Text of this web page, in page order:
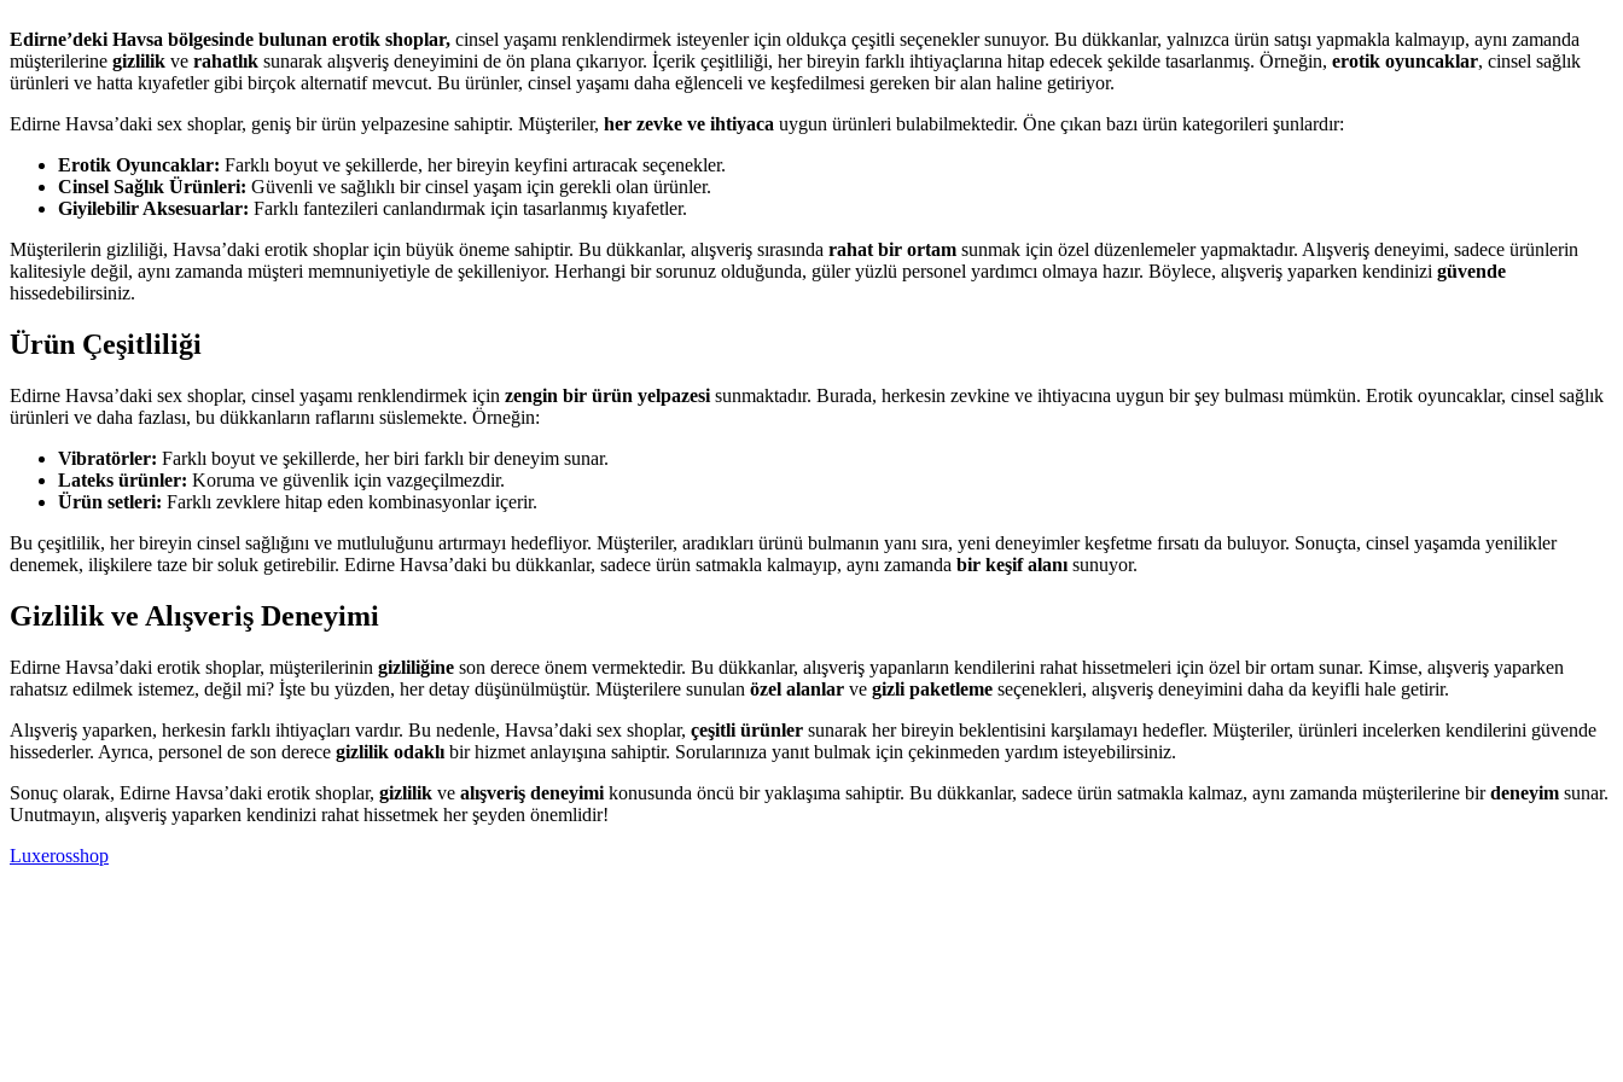
Edirne’deki Havsa bölgesinde bulunan erotik shoplar, cinsel yaşamı renklendirmek isteyenler için oldukça çeşitli seçenekler sunuyor. Bu dükkanlar, yalnızca ürün satışı yapmakla kalmayıp, aynı zamanda
müşterilerine gizlilik ve rahatlık sunarak alışveriş deneyimini de ön plana çıkarıyor. İçerik çeşitliliği, her bireyin farklı ihtiyaçlarına hitap edecek şekilde tasarlanmış. Örneğin, erotik oyuncaklar, cinsel sağlık
ürünleri ve hatta kıyafetler gibi birçok alternatif mevcut. Bu ürünler, cinsel yaşamı daha eğlenceli ve keşfedilmesi gereken bir alan haline getiriyor.
Edirne Havsa’daki sex shoplar, geniş bir ürün yelpazesine sahiptir. Müşteriler, her zevke ve ihtiyaca uygun ürünleri bulabilmektedir. Öne çıkan bazı ürün kategorileri şunlardır:
Erotik Oyuncaklar: Farklı boyut ve şekillerde, her bireyin keyfini artıracak seçenekler.
Cinsel Sağlık Ürünleri: Güvenli ve sağlıklı bir cinsel yaşam için gerekli olan ürünler.
Giyilebilir Aksesuarlar: Farklı fantezileri canlandırmak için tasarlanmış kıyafetler.
Müşterilerin gizliliği, Havsa’daki erotik shoplar için büyük öneme sahiptir. Bu dükkanlar, alışveriş sırasında rahat bir ortam sunmak için özel düzenlemeler yapmaktadır. Alışveriş deneyimi, sadece ürünlerin
kalitesiyle değil, aynı zamanda müşteri memnuniyetiyle de şekilleniyor. Herhangi bir sorunuz olduğunda, güler yüzlü personel yardımcı olmaya hazır. Böylece, alışveriş yaparken kendinizi güvende
hissedebilirsiniz.
Ürün Çeşitliliği
Edirne Havsa’daki sex shoplar, cinsel yaşamı renklendirmek için zengin bir ürün yelpazesi sunmaktadır. Burada, herkesin zevkine ve ihtiyacına uygun bir şey bulması mümkün. Erotik oyuncaklar, cinsel sağlık
ürünleri ve daha fazlası, bu dükkanların raflarını süslemekte. Örneğin:
Vibratörler: Farklı boyut ve şekillerde, her biri farklı bir deneyim sunar.
Lateks ürünler: Koruma ve güvenlik için vazgeçilmezdir.
Ürün setleri: Farklı zevklere hitap eden kombinasyonlar içerir.
Bu çeşitlilik, her bireyin cinsel sağlığını ve mutluluğunu artırmayı hedefliyor. Müşteriler, aradıkları ürünü bulmanın yanı sıra, yeni deneyimler keşfetme fırsatı da buluyor. Sonuçta, cinsel yaşamda yenilikler
denemek, ilişkilere taze bir soluk getirebilir. Edirne Havsa’daki bu dükkanlar, sadece ürün satmakla kalmayıp, aynı zamanda bir keşif alanı sunuyor.
Gizlilik ve Alışveriş Deneyimi
Edirne Havsa’daki erotik shoplar, müşterilerinin gizliliğine son derece önem vermektedir. Bu dükkanlar, alışveriş yapanların kendilerini rahat hissetmeleri için özel bir ortam sunar. Kimse, alışveriş yaparken
rahatsız edilmek istemez, değil mi? İşte bu yüzden, her detay düşünülmüştür. Müşterilere sunulan özel alanlar ve gizli paketleme seçenekleri, alışveriş deneyimini daha da keyifli hale getirir.
Alışveriş yaparken, herkesin farklı ihtiyaçları vardır. Bu nedenle, Havsa’daki sex shoplar, çeşitli ürünler sunarak her bireyin beklentisini karşılamayı hedefler. Müşteriler, ürünleri incelerken kendilerini güvende
hissederler. Ayrıca, personel de son derece gizlilik odaklı bir hizmet anlayışına sahiptir. Sorularınıza yanıt bulmak için çekinmeden yardım isteyebilirsiniz.
Sonuç olarak, Edirne Havsa’daki erotik shoplar, gizlilik ve alışveriş deneyimi konusunda öncü bir yaklaşıma sahiptir. Bu dükkanlar, sadece ürün satmakla kalmaz, aynı zamanda müşterilerine birdeneyim sunar.
Unutmayın, alışveriş yaparken kendinizi rahat hissetmek her şeyden önemlidir!
Luxerosshop